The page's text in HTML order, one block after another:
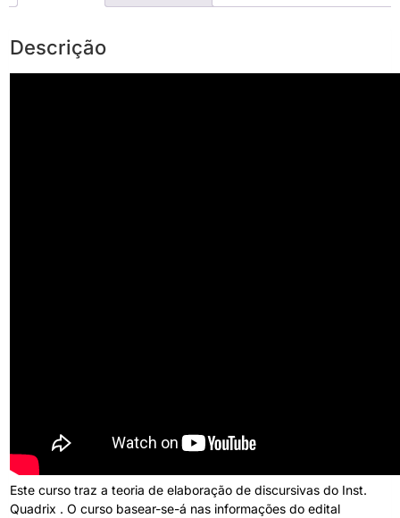
Descrição
Este curso traz a teoria de elaboração de discursivas do Inst.
Quadrix . O curso basear-se-á nas informações do edital